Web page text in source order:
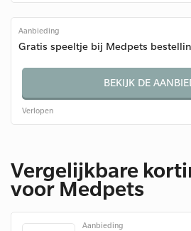
Aanbieding
Gratis speeltje bij Medpets
BEKIJK DE
Verlopen
Vergelijkbare
voor Medpets
Aanbieding